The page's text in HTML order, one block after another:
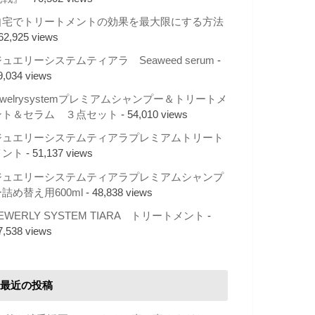
宅でトリートメントの効果を最大限にする方法
views
ュエリーシステムティアラ Seaweed serum -
views
プレミアムシャンプー＆トリートメ
ト＆セラム ３点セット - 54,010 views
ュエリーシステムティアラプレミアムトリート
ント - 51,137 views
ュエリーシステムティアラプレミアムシャンプ
詰め替え用600ml - 48,838 views
SYSTEM TIARA トリートメント -
views
最近の投稿